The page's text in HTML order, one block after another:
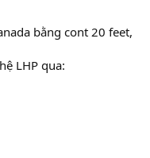
bằng cont 20 feet,
LHP qua: